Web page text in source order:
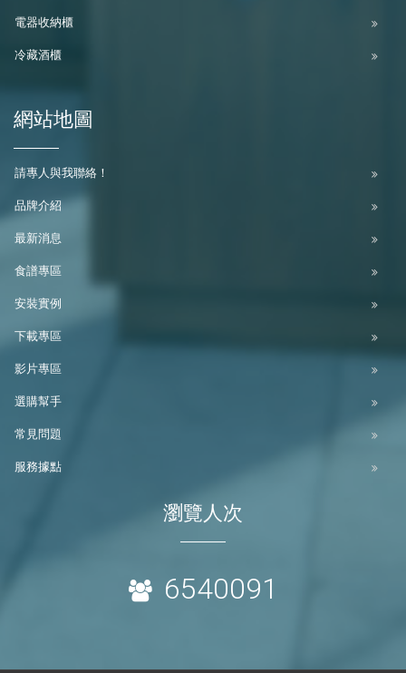
電器收納櫃
冷藏酒櫃
網站地圖
請專人與我聯絡！
品牌介紹
最新消息
食譜專區
安裝實例
下載專區
影片專區
選購幫手
常見問題
服務據點
瀏覽人次
6540091